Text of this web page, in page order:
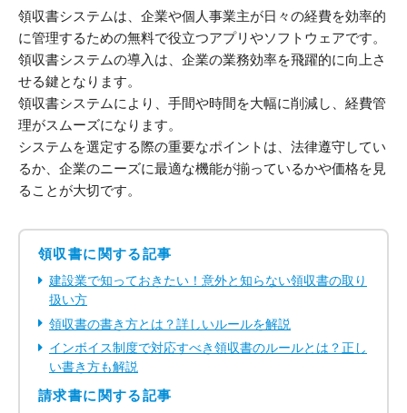
領収書システムは、企業や個人事業主が日々の経費を効率的
に管理するための無料で役立つアプリやソフトウェアです。
領収書システムの導入は、企業の業務効率を飛躍的に向上さ
せる鍵となります。
領収書システムにより、手間や時間を大幅に削減し、経費管
理がスムーズになります。
システムを選定する際の重要なポイントは、法律遵守してい
るか、企業のニーズに最適な機能が揃っているかや価格を見
ることが大切です。
領収書に関する記事
建設業で知っておきたい！意外と知らない領収書の取り
扱い方
領収書の書き方とは？詳しいルールを解説
インボイス制度で対応すべき領収書のルールとは？正し
い書き方も解説
請求書に関する記事